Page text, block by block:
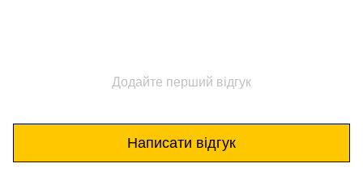
Додайте перший відгук
Написати відгук